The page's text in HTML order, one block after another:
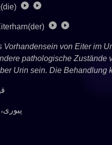
(die)
Vorhandensein von Eiter im
pathologische
Urin sein. Die Behandlung